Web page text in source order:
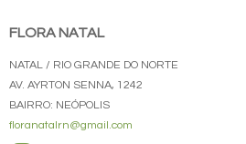
FLORA NATAL
NATAL / RIO GRANDE DO NORTE
AV. AYRTON SENNA, 1242
BAIRRO: NEÓPOLIS
floranatalrn@gmail.com